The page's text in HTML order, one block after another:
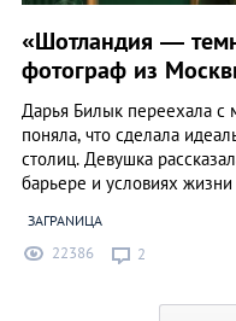
«Шотландия —
фотограф из
Дарья Билык переехала
поняла, что сделала
столиц. Девушка
барьере и условиях жизни
ЗАГРАNИЦА
22386 2